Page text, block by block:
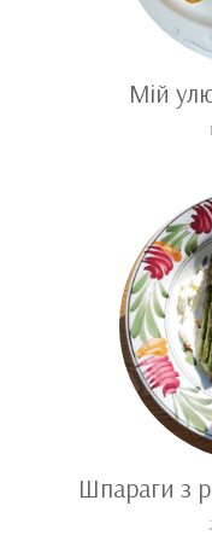
Мій
Шпараги з